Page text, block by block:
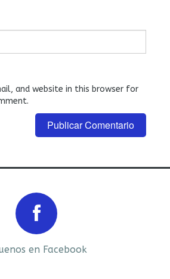
and website in this browser for
en Facebook